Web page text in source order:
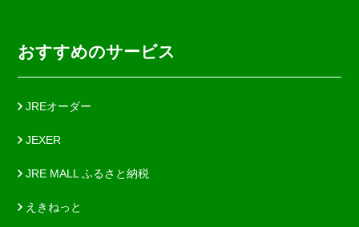
おすすめのサービス
JREオーダー
JEXER
JRE MALL ふるさと納税
えきねっと